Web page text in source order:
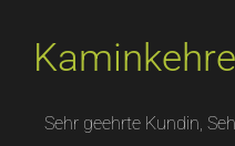
Sehr geehrte Kundin,